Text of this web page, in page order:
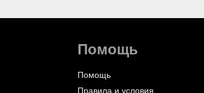
Помощь
Помощь
Правила и условия